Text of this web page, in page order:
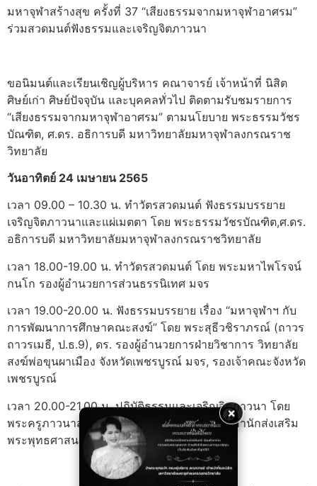
×
มหาจุฬาสร้างสุข ครั้งที่ 37 “เสียงธรรมจากมหาจุฬาอาศรม”
ร่วมสวดมนต์ฟังธรรมและเจริญจิตภาวนา
ขอนิมนต์และเรียนเชิญผู้บริหาร คณาจารย์ เจ้าหน้าที่ นิสิต
ศิษย์เก่า ศิษย์ปัจจุบัน และบุคคลทั่วไป ติดตามรับชมรายการ
“เสียงธรรมจากมหาจุฬาอาศรม” ตามนโยบาย พระธรรมวัชร
บัณฑิต, ศ.ดร. อธิการบดี มหาวิทยาลัยมหาจุฬาลงกรณราช
วิทยาลัย
วันอาทิตย์ 24 เมษายน 2565
เวลา 09.00 – 10.30 น. ทำวัตรสวดมนต์ ฟังธรรมบรรยาย
เจริญจิตภาวนาและแผ่เมตตา โดย พระธรรมวัชรบัณฑิต,ศ.ดร.
อธิการบดี มหาวิทยาลัยมหาจุฬาลงกรณราชวิทยาลัย
เวลา 18.00-19.00 น. ทำวัตรสวดมนต์ โดย พระมหาไพโรจน์
กนโก รองผู้อำนวยการส่วนธรรนิเทศ มจร
เวลา 19.00-20.00 น. ฟังธรรมบรรยาย เรื่อง “มหาจุฬาฯ กับ
การพัฒนาการศึกษาคณะสงฆ์” โดย พระสุธีวชิราภรณ์ (ถาวร
ถาวรเมธี, ป.ธ.9), ดร. รองผู้อำนวยการฝ่ายวิชาการ วิทยาลัย
สงฆ์พ่อขุนผาเมือง จังหวัดเพชรบูรณ์ มจร, รองเจ้าคณะจังหวัด
เพชรบูรณ์
เวลา 20.00-21.00 น. ปฏิบัติธรรมและเจริญจิตภาวนา โดย
พระครูภาวนาสารบัณฑิต ดร. รองผู้อำนวยการสำนักส่งเสริม
พระพุทธศาสนาและบริการสังคม มจร